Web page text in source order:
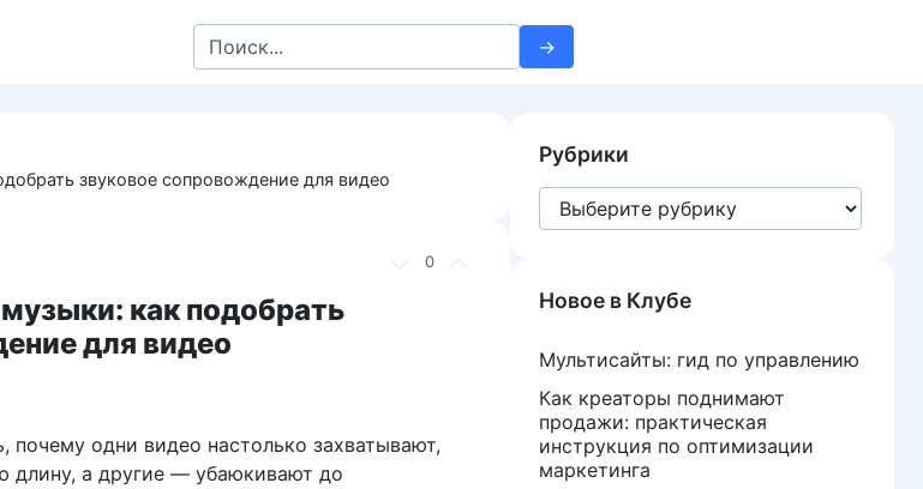
Search
for:
звуковое сопровождение для видео
0
как подобрать
для видео
почему одни видео настолько захватывают,
длину, а другие — убаюкивают до
Рубрики
Рубрики
Новое в Клубе
Мультисайты: гид по управлению
Как креаторы поднимают
продажи: практическая
инструкция по оптимизации
маркетинга